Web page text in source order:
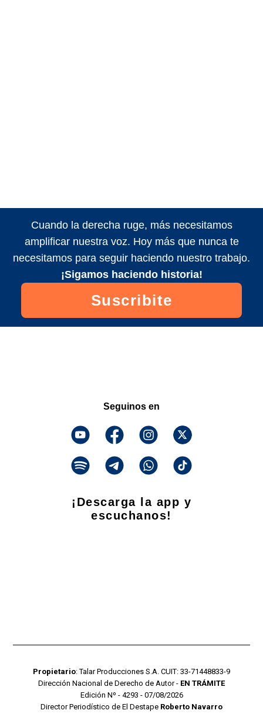
Cuando la derecha ruge, más necesitamos
amplificar nuestra voz. Hoy más que nunca te
necesitamos para seguir haciendo nuestro trabajo.
¡Sigamos haciendo historia!
Suscribite
Seguinos en
¡Descarga la app y
escuchanos!
Propietario: Talar Producciones S.A. CUIT: 33-71448833-9
Dirección Nacional de Derecho de Autor - EN TRÁMITE
Edición Nº - 4293 - 07/08/2026
Director Periodístico de El Destape Roberto Navarro